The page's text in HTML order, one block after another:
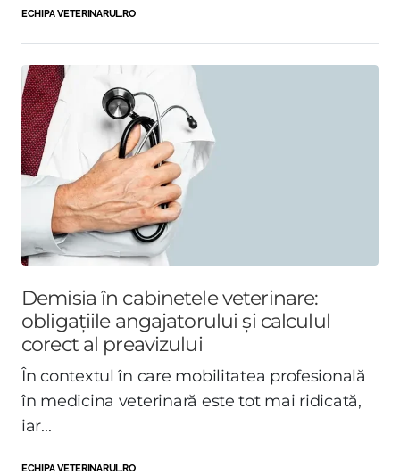
ECHIPA VETERINARUL.RO
Demisia în cabinetele veterinare:
obligațiile angajatorului și calculul
corect al preavizului
În contextul în care mobilitatea profesională
în medicina veterinară este tot mai ridicată,
iar...
ECHIPA VETERINARUL.RO